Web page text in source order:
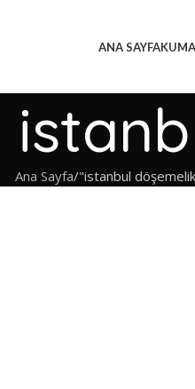
ANA SAYFA
Ana Sayfa "istanbul